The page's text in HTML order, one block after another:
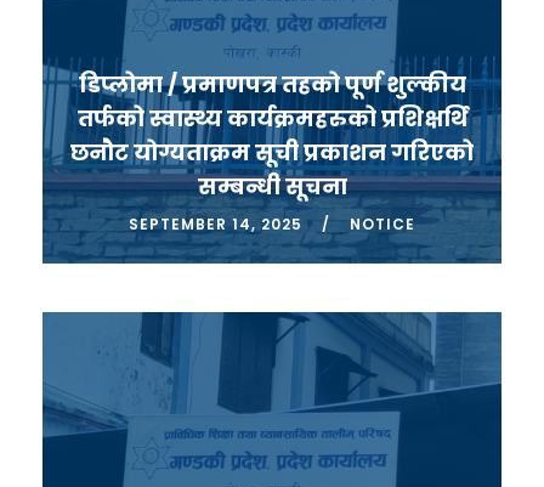
डिप्लोमा / प्रमाणपत्र तहको पूर्ण शुल्कीय
तर्फको स्वास्थ्य कार्यक्रमहरुको प्रशिक्षर्थि
छनौट योग्यताक्रम सूची प्रकाशन गरिएको
सम्बन्धी सूचना
SEPTEMBER 14, 2025 NOTICE